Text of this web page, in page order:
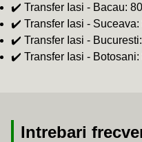
✔️ Transfer Iasi - Bacau:
✔️ Transfer Iasi - Suceava:
✔️ Transfer Iasi -
✔️ Transfer Iasi - Botosani:
Intrebari